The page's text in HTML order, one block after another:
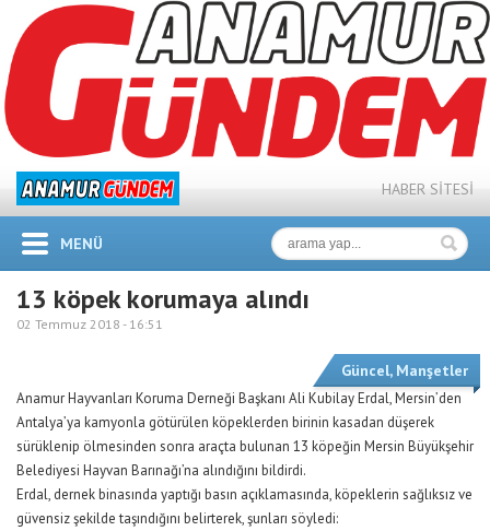
HABER SİTESİ
MENÜ
13 köpek korumaya alındı
02 Temmuz 2018 - 16:51
Güncel, Manşetler
Anamur Hayvanları Koruma Derneği Başkanı Ali Kubilay Erdal, Mersin’den
Antalya’ya kamyonla götürülen köpeklerden birinin kasadan düşerek
sürüklenip ölmesinden sonra araçta bulunan 13 köpeğin Mersin Büyükşehir
Belediyesi Hayvan Barınağı’na alındığını bildirdi.
Erdal, dernek binasında yaptığı basın açıklamasında, köpeklerin sağlıksız ve
güvensiz şekilde taşındığını belirterek, şunları söyledi: